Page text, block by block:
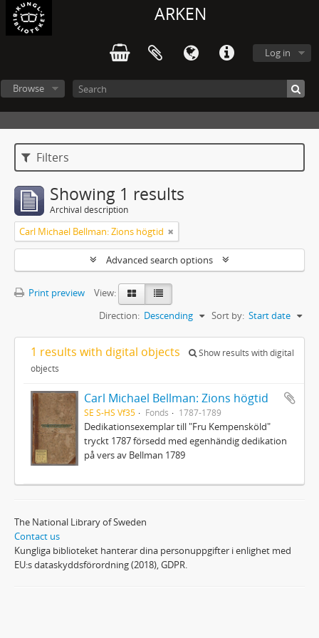
ARKEN
Log in
Browse
Filters
Showing 1 results
Archival description
Carl Michael Bellman: Zions högtid
Advanced search options
Print preview
View:
Sort by: Start date
Direction: Descending
1 results with digital objects
Show results with digital
objects
Carl Michael Bellman: Zions högtid
SE S-HS Vf35 Fonds 1787-1789
Dedikationsexemplar till "Fru Kempensköld"
tryckt 1787 försedd med egenhändig dedikation
på vers av Bellman 1789
The National Library of Sweden
Contact us
Kungliga biblioteket hanterar dina personuppgifter i enlighet med
EU:s dataskyddsförordning (2018), GDPR.